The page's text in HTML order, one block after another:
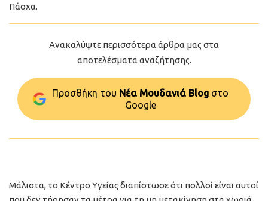
Πάσχα.
Ανακαλύψτε περισσότερα άρθρα μας στα
αποτελέσματα αναζήτησης.
Προσθήκη του Νέα Μουδανιά Blog στo
Google
Μάλιστα, το Κέντρο Υγείας διαπίστωσε ότι πολλοί είναι αυτοί